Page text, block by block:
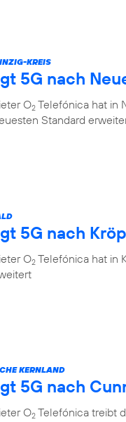
KREIS
5G nach
O2 Telefónica hat in
Standard
5G nach
O2 Telefónica hat in
KERNLAND
5G nach
O2 Telefónica treibt